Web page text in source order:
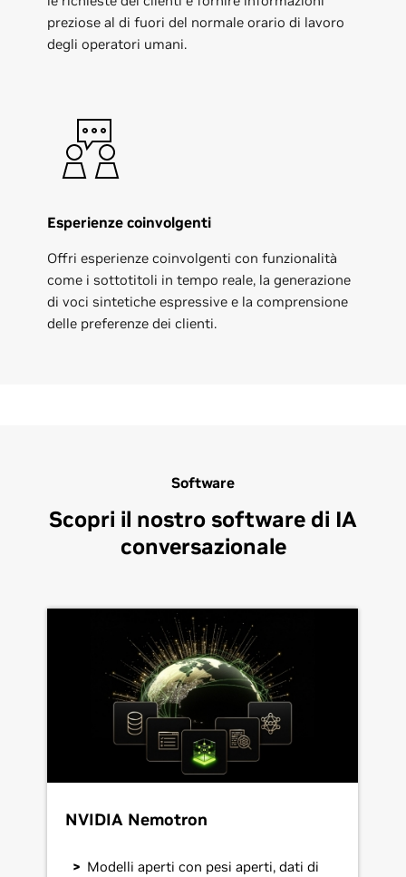
preziose al di fuori del normale orario di lavoro
degli operatori umani.
Esperienze coinvolgenti
Offri esperienze coinvolgenti con funzionalità
come i sottotitoli in tempo reale, la generazione
di voci sintetiche espressive e la comprensione
delle preferenze dei clienti.
Software
Scopri il nostro software di IA
conversazionale
NVIDIA Nemotron
Modelli aperti con pesi aperti, dati di